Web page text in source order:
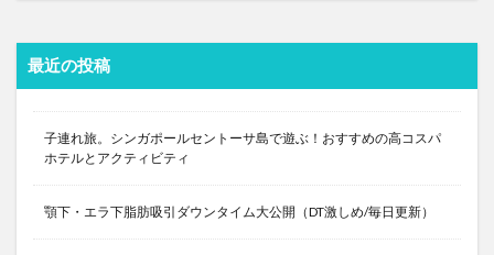
最近の投稿
子連れ旅。シンガポールセントーサ島で遊ぶ！おすすめの高コスパ
ホテルとアクティビティ
顎下・エラ下脂肪吸引ダウンタイム大公開（DT激しめ/毎日更新）